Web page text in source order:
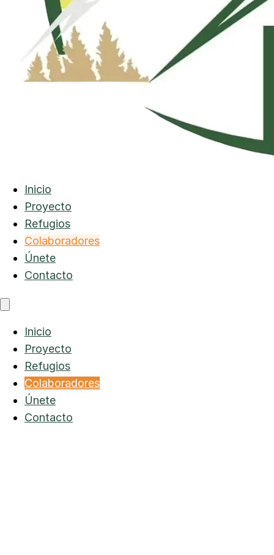
Inicio
Proyecto
Refugios
Colaboradores
Únete
Contacto
Inicio
Proyecto
Refugios
Colaboradores
Únete
Contacto